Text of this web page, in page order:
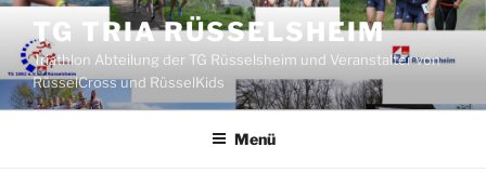
Zum
Inhalt
springen
TG TRIA RÜSSELSHEIM
Triathlon Abteilung der TG Rüsselsheim und Veranstalter von
RüsselCross und RüsselKids
Menü